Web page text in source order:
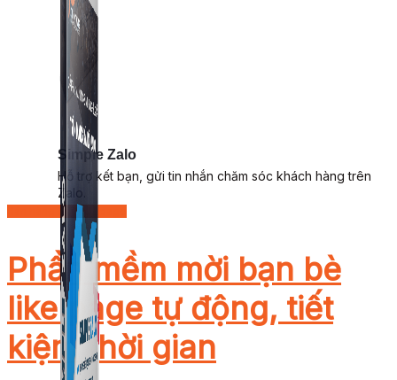
Simple Zalo
Hỗ trợ kết bạn, gửi tin nhắn chăm sóc khách hàng trên
Zalo.
Bán hàng trên Fanpage
Phần mềm mời bạn bè
like page tự động, tiết
kiệm thời gian